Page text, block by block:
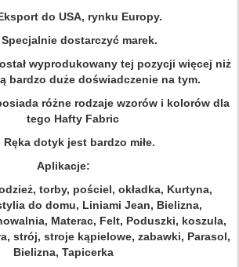
do USA, rynku Europy.
Specjalnie dostarczyć marek.
wyprodukowany tej pozycji więcej niż
bardzo duże doświadczenie na tym.
różne rodzaje wzorów i kolorów dla
tego Hafty Fabric
Ręka dotyk jest bardzo miłe.
Aplikacje:
torby, pościel, okładka, Kurtyna,
do domu, Liniami Jean, Bielizna,
Materac, Felt, Poduszki, koszula,
strój, stroje kąpielowe, zabawki, Parasol,
Bielizna, Tapicerka